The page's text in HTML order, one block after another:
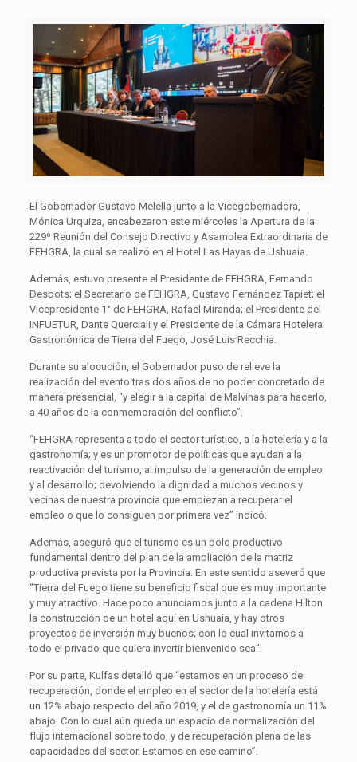
El Gobernador Gustavo Melella junto a la Vicegobernadora,
Mónica Urquiza, encabezaron este miércoles la Apertura de la
229º Reunión del Consejo Directivo y Asamblea Extraordinaria de
FEHGRA, la cual se realizó en el Hotel Las Hayas de Ushuaia.
Además, estuvo presente el Presidente de FEHGRA, Fernando
Desbots; el Secretario de FEHGRA, Gustavo Fernández Tapiet; el
Vicepresidente 1° de FEHGRA, Rafael Miranda; el Presidente del
INFUETUR, Dante Querciali y el Presidente de la Cámara Hotelera
Gastronómica de Tierra del Fuego, José Luis Recchia.
Durante su alocución, el Gobernador puso de relieve la
realización del evento tras dos años de no poder concretarlo de
manera presencial, “y elegir a la capital de Malvinas para hacerlo,
a 40 años de la conmemoración del conflicto”.
“FEHGRA representa a todo el sector turístico, a la hotelería y a la
gastronomía; y es un promotor de políticas que ayudan a la
reactivación del turismo, al impulso de la generación de empleo
y al desarrollo; devolviendo la dignidad a muchos vecinos y
vecinas de nuestra provincia que empiezan a recuperar el
empleo o que lo consiguen por primera vez” indicó.
Además, aseguró que el turismo es un polo productivo
fundamental dentro del plan de la ampliación de la matriz
productiva prevista por la Provincia. En este sentido aseveró que
“Tierra del Fuego tiene su beneficio fiscal que es muy importante
y muy atractivo. Hace poco anunciamos junto a la cadena Hilton
la construcción de un hotel aquí en Ushuaia, y hay otros
proyectos de inversión muy buenos; con lo cual invitamos a
todo el privado que quiera invertir bienvenido sea”.
Por su parte, Kulfas detalló que “estamos en un proceso de
recuperación, donde el empleo en el sector de la hotelería está
un 12% abajo respecto del año 2019, y el de gastronomía un 11%
abajo. Con lo cual aún queda un espacio de normalización del
flujo internacional sobre todo, y de recuperación plena de las
capacidades del sector. Estamos en ese camino”.